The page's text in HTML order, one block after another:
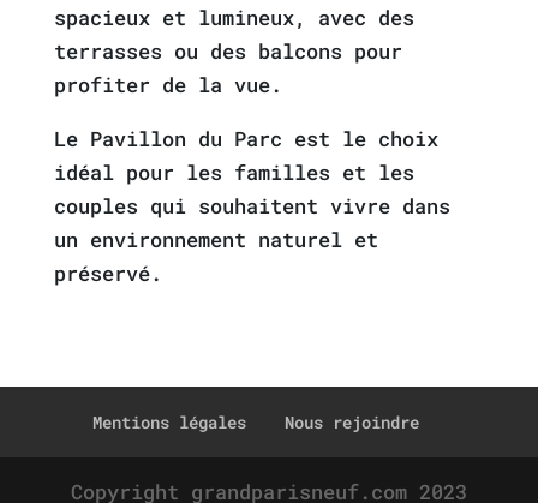
spacieux et lumineux, avec des
terrasses ou des balcons pour
profiter de la vue.
Le Pavillon du Parc est le choix
idéal pour les familles et les
couples qui souhaitent vivre dans
un environnement naturel et
préservé.
Mentions légales Nous rejoindre
Copyright grandparisneuf.com 2023